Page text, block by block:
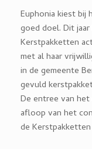
Euphonia kiest bij
goed doel. Dit
Kerstpakketten
met al haar
in de gemeente
gevuld
De entree van
afloop van het
de